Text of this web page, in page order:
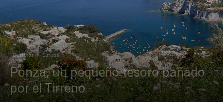
Destinos Europa
Ponza, un pequeño tesoro bañado
por el Tirreno